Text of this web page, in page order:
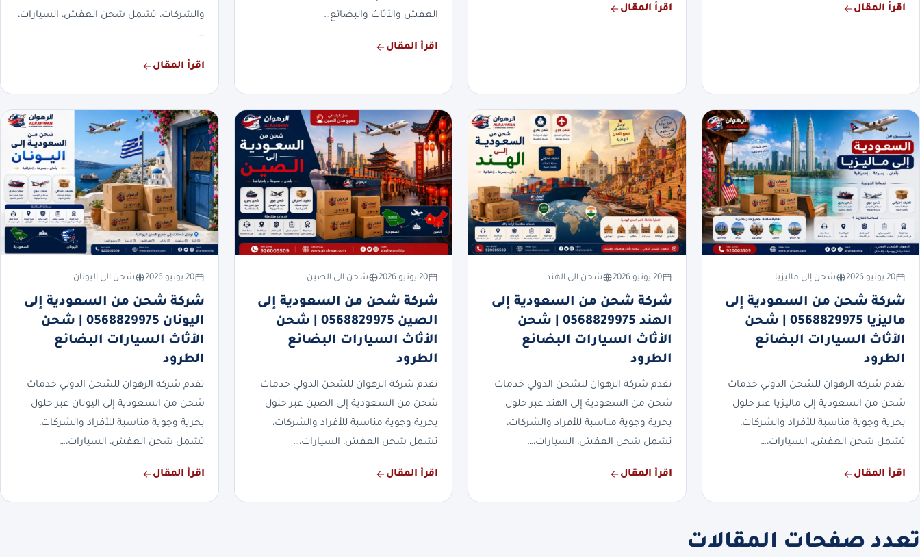
اقرأ المقال اقرأ المقال
العفش والأثاث والبضائع…
اقرأ المقال
والشركات، تشمل شحن العفش، السيارات،
…
اقرأ المقال
20 يونيو 2026 شحن إلى ماليزيا
شركة شحن من السعودية إلى
ماليزيا 0568829975 | شحن
الأثاث السيارات البضائع
الطرود
تقدم شركة الرهوان للشحن الدولي خدمات
شحن من السعودية إلى ماليزيا عبر حلول
بحرية وجوية مناسبة للأفراد والشركات،
تشمل شحن العفش، السيارات،…
اقرأ المقال
20 يونيو 2026 شحن الى الهند
شركة شحن من السعودية إلى
الهند 0568829975 | شحن
الأثاث السيارات البضائع
الطرود
تقدم شركة الرهوان للشحن الدولي خدمات
شحن من السعودية إلى الهند عبر حلول
بحرية وجوية مناسبة للأفراد والشركات،
تشمل شحن العفش، السيارات،…
اقرأ المقال
20 يونيو 2026 شحن الى الصين
شركة شحن من السعودية إلى
الصين 0568829975 | شحن
الأثاث السيارات البضائع
الطرود
تقدم شركة الرهوان للشحن الدولي خدمات
شحن من السعودية إلى الصين عبر حلول
بحرية وجوية مناسبة للأفراد والشركات،
تشمل شحن العفش، السيارات،…
اقرأ المقال
20 يونيو 2026 شحن الى اليونان
شركة شحن من السعودية إلى
اليونان 0568829975 | شحن
الأثاث السيارات البضائع
الطرود
تقدم شركة الرهوان للشحن الدولي خدمات
شحن من السعودية إلى اليونان عبر حلول
بحرية وجوية مناسبة للأفراد والشركات،
تشمل شحن العفش، السيارات،…
اقرأ المقال
تعدد صفحات المقالات